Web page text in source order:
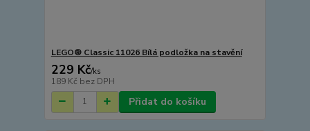
LEGO® Classic 11026 Bílá podložka na stavění
229 Kč/ks
189 Kč bez DPH
Přidat do košíku